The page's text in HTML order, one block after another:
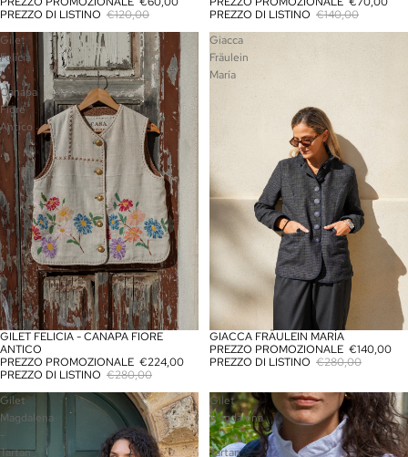
PREZZO DI LISTINO €120,00
PREZZO DI LISTINO €140,00
Gilet
Felicia
-
Canapa
Fiore
Antico
IN OFFERTA
GILET FELICIA - CANAPA FIORE
ANTICO
PREZZO PROMOZIONALE €224,00
PREZZO DI LISTINO €280,00
Giacca
Fräulein
María
IN OFFERTA
GIACCA FRÄULEIN MARÍA
PREZZO PROMOZIONALE €140,00
PREZZO DI LISTINO €280,00
Gilet
Magdalena
-
Tartan
Gilet
Magdalena
-
Tartan